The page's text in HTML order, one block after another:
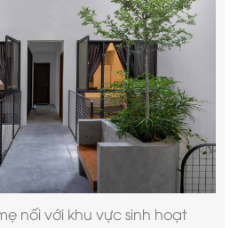
nối với khu vực sinh hoạt